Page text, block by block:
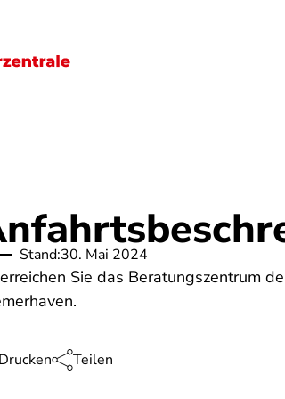
Lebensmittel
Stand:30. Mai 2024
Sie das Beratungszentrum
Teilen